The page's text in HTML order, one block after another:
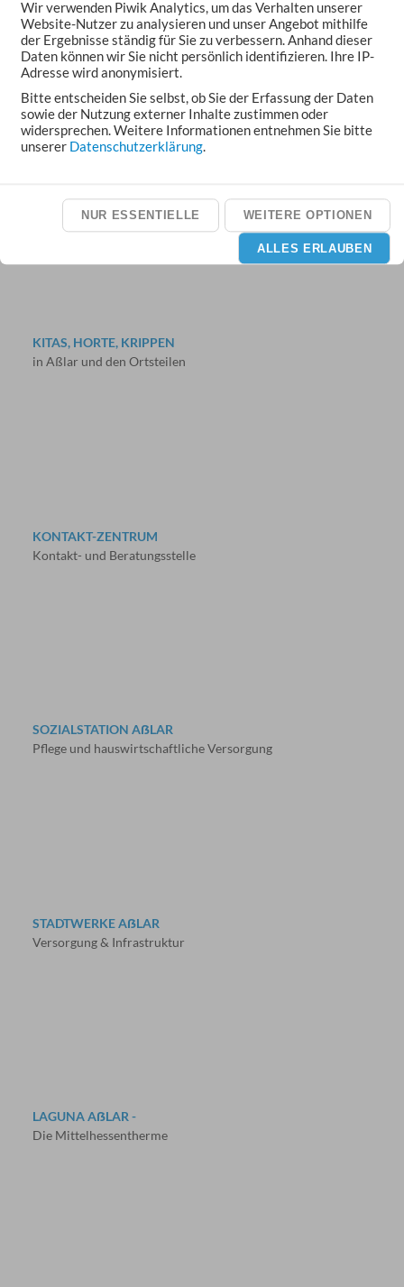
VERANSTALTUNGEN
KITAS, HORTE, KRIPPEN
in Aßlar und den Ortsteilen
KONTAKT-ZENTRUM
Kontakt- und Beratungsstelle
SOZIALSTATION AẞLAR
Pflege und hauswirtschaftliche Versorgung
STADTWERKE AẞLAR
Versorgung & Infrastruktur
LAGUNA AẞLAR -
Die Mittelhessentherme
Wir verwenden Piwik Analytics, um das Verhalten unserer
Website-Nutzer zu analysieren und unser Angebot mithilfe
der Ergebnisse ständig für Sie zu verbessern. Anhand dieser
Daten können wir Sie nicht persönlich identifizieren. Ihre IP-
Adresse wird anonymisiert.
Bitte entscheiden Sie selbst, ob Sie der Erfassung der Daten
sowie der Nutzung externer Inhalte zustimmen oder
widersprechen. Weitere Informationen entnehmen Sie bitte
unserer Datenschutzerklärung.
NUR ESSENTIELLE WEITERE OPTIONEN
ALLES ERLAUBEN